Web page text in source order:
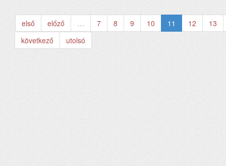
első előző … 7 8 9 10 11 12
13
következő
utolsó